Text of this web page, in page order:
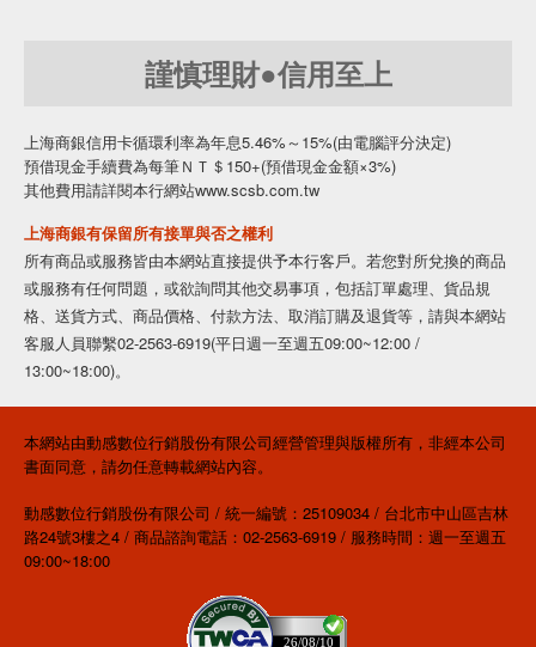
謹慎理財●信用至上
上海商銀信用卡循環利率為年息5.46%～15%(由電腦評分決定)
預借現金手續費為每筆ＮＴ＄150+(預借現金金額×3%)
其他費用請詳閱本行網站www.scsb.com.tw
上海商銀有保留所有接單與否之權利
所有商品或服務皆由本網站直接提供予本行客戶。若您對所兌換的商品
或服務有任何問題，或欲詢問其他交易事項，包括訂單處理、貨品規
格、送貨方式、商品價格、付款方法、取消訂購及退貨等，請與本網站
客服人員聯繫02-2563-6919(平日週一至週五09:00~12:00 /
13:00~18:00)。
本網站由動感數位行銷股份有限公司經營管理與版權所有，非經本公司
書面同意，請勿任意轉載網站內容。
動感數位行銷股份有限公司 / 統一編號：25109034 / 台北市中山區吉林
路24號3樓之4 / 商品諮詢電話：02-2563-6919 / 服務時間：週一至週五
09:00~18:00
26/08/10